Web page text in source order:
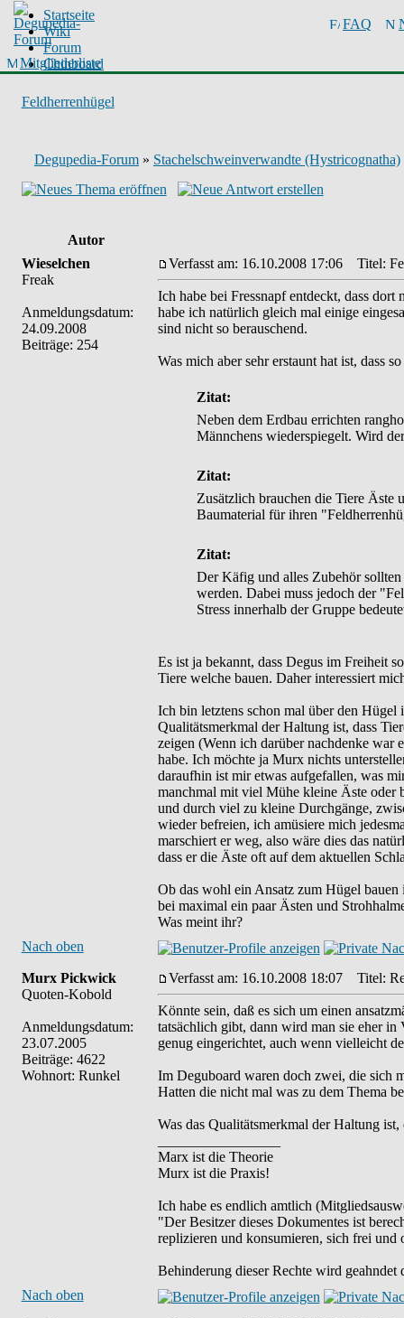
FAQ
Mitgliederliste
Startseite
Wiki
Forum
Chinboard
Feldherrenhügel
Degupedia-Forum » Stachelschweinverwandte (Hystricognatha)
Autor
Wieselchen
Freak
Anmeldungsdatum:
24.09.2008
Beiträge: 254
Verfasst am: 16.10.2008 17:06 Titel:
Ich habe bei Fressnapf entdeckt, dass
habe ich natürlich gleich mal einige
sind nicht so berauschend.
Was mich aber sehr erstaunt hat ist, dass
Zitat:
Neben dem Erdbau errichten
Männchens wiederspiegelt. Wird
Zitat:
Zusätzlich brauchen die Tiere Äste
Baumaterial für ihren
Zitat:
Der Käfig und alles Zubehör
werden. Dabei muss jedoch der
Stress innerhalb der Gruppe
Es ist ja bekannt, dass Degus im Freiheit
Tiere welche bauen. Daher interessiert
Ich bin letztens schon mal über den
Qualitätsmerkmal der Haltung ist, dass
zeigen (Wenn ich darüber nachdenke war
habe. Ich möchte ja Murx nichts
daraufhin ist mir etwas aufgefallen, was
manchmal mit viel Mühe kleine Äste oder
und durch viel zu kleine Durchgänge,
wieder befreien, ich amüsiere mich
marschiert er weg, also wäre dies das
dass er die Äste oft auf dem aktuellen
Ob das wohl ein Ansatz zum Hügel bauen
bei maximal ein paar Ästen und
Was meint ihr?
Nach oben
Murx Pickwick
Quoten-Kobold
Anmeldungsdatum:
23.07.2005
Beiträge: 4622
Wohnort: Runkel
Verfasst am: 16.10.2008 18:07 Titel:
Könnte sein, daß es sich um einen
tatsächlich gibt, dann wird man sie eher
genug eingerichtet, auch wenn vielleicht
Im Deguboard waren doch zwei, die sich
Hatten die nicht mal was zu dem Thema
Was das Qualitätsmerkmal der Haltung
Marx ist die Theorie
Murx ist die Praxis!
Ich habe es endlich amtlich
"Der Besitzer dieses Dokumentes ist
replizieren und konsumieren, sich frei
Behinderung dieser Rechte wird
Nach oben